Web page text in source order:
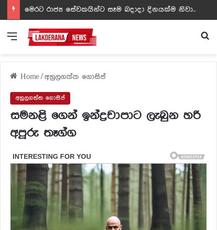
ඩඩ්ලිට දෙවෙනි නොවූ රත්න සහල් අධිපති..- PHOTOS
Menu
Home/අහුලගත්ත ගොසිප්
අහුලගත්ත ගොසිප්
සමනළි ගෙන් ඉන්ද්‍රචාපාට ලැබුන හරි
අපූරු තෑග්ග